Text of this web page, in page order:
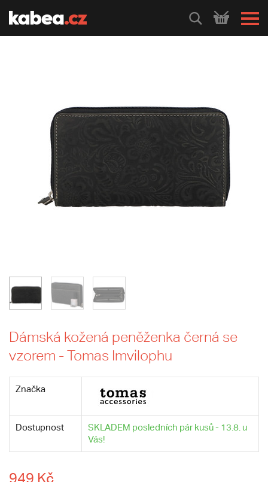
HLEDEJ
Dámská kožená peněženka černá se
vzorem - Tomas Imvilophu
Značka
Dostupnost
SKLADEM posledních pár kusů - 13.8. u
Vás!
949 Kč